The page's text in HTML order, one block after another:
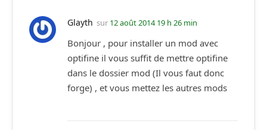
Glayth sur 12 août 2014 19 h 26 min
Bonjour , pour installer un mod avec
optifine il vous suffit de mettre optifine
dans le dossier mod (Il vous faut donc
forge) , et vous mettez les autres mods